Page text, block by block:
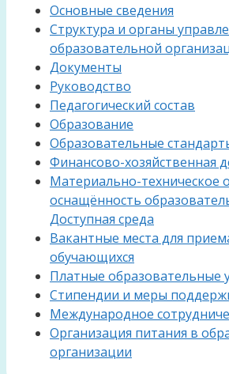
Основные сведения
Структура и органы
образовательной
Документы
Руководство
Педагогический состав
Образование
Образовательные
Финансово-хозяйственная
Материально-техническое
оснащённость
Доступная среда
Вакантные места для
обучающихся
Платные образовательные
Стипендии и меры
Международное
Организация питания в
организации